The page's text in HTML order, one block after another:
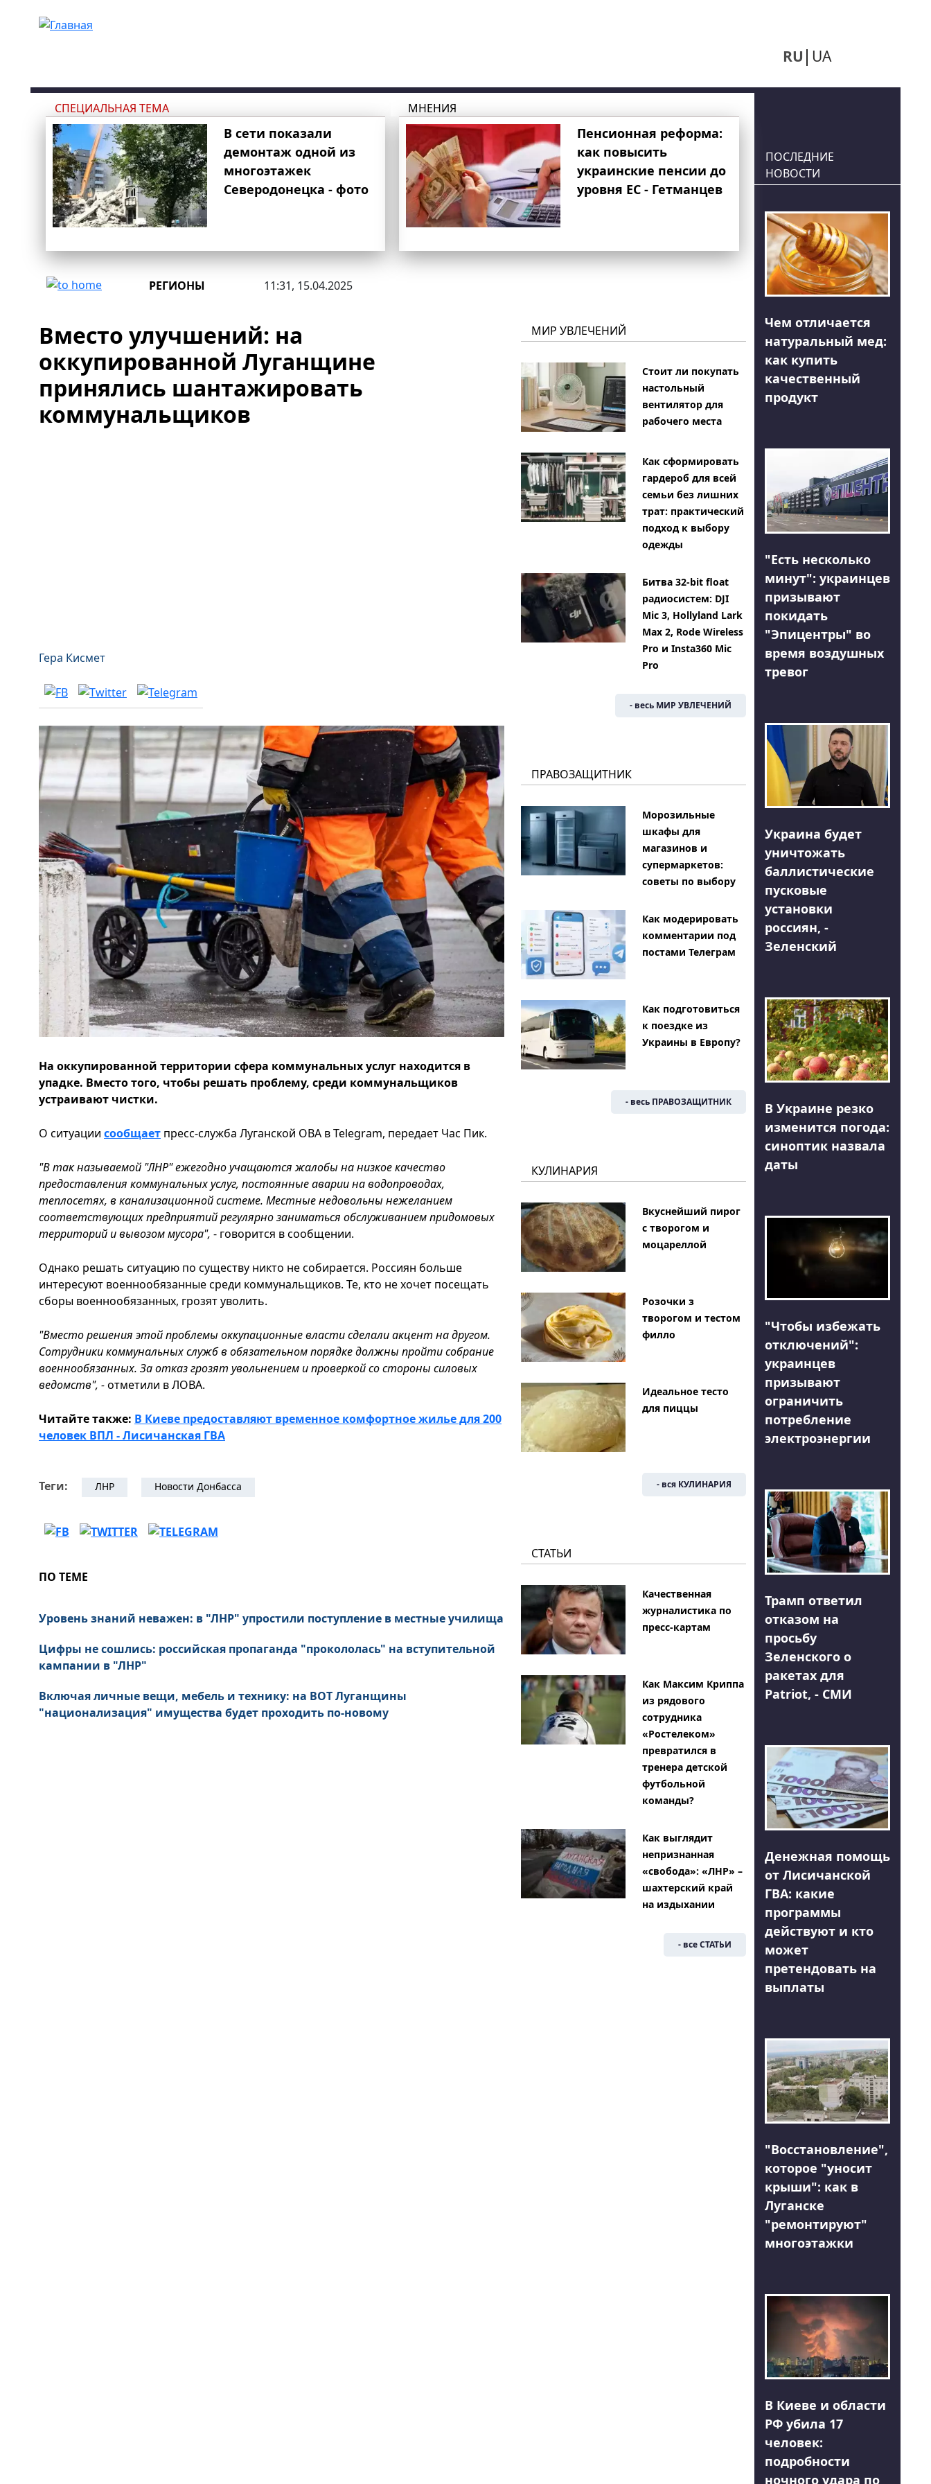
RU UA
СПЕЦИАЛЬНАЯ ТЕМА
В сети показали
демонтаж одной из
многоэтажек
Северодонецка - фото
МНЕНИЯ
Пенсионная реформа:
как повысить
украинские пенсии до
уровня ЕС - Гетманцев
РЕГИОНЫ 11:31, 15.04.2025
Вместо улучшений: на
оккупированной Луганщине
принялись шантажировать
коммунальщиков
Гера Кисмет
На оккупированной территории сфера коммунальных услуг находится в
упадке. Вместо того, чтобы решать проблему, среди коммунальщиков
устраивают чистки.
О ситуации сообщает пресс-служба Луганской ОВА в Telegram, передает Час Пик.
"В так называемой "ЛНР" ежегодно учащаются жалобы на низкое качество
предоставления коммунальных услуг, постоянные аварии на водопроводах,
теплосетях, в канализационной системе. Местные недовольны нежеланием
соответствующих предприятий регулярно заниматься обслуживанием придомовых
территорий и вывозом мусора", - говорится в сообщении.
Однако решать ситуацию по существу никто не собирается. Россиян больше
интересуют военнообязанные среди коммунальщиков. Те, кто не хочет посещать
сборы военнообязанных, грозят уволить.
"Вместо решения этой проблемы оккупационные власти сделали акцент на другом.
Сотрудники коммунальных служб в обязательном порядке должны пройти собрание
военнообязанных. За отказ грозят увольнением и проверкой со стороны силовых
ведомств", -отметили в ЛОВА.
Читайте также: В Киеве предоставляют временное комфортное жилье для 200
человек ВПЛ - Лисичанская ГВА
Теги: ЛНР Новости Донбасса
ПО ТЕМЕ
Уровень знаний неважен: в "ЛНР" упростили поступление в местные училища
Цифры не сошлись: российская пропаганда "прокололась" на вступительной
кампании в "ЛНР"
Включая личные вещи, мебель и технику: на ВОТ Луганщины
"национализация" имущества будет проходить по-новому
МИР УВЛЕЧЕНИЙ
Стоит ли покупать
настольный
вентилятор для
рабочего места
Как сформировать
гардероб для всей
семьи без лишних
трат: практический
подход к выбору
одежды
Битва 32-bit float
радиосистем: DJI
Mic 3, Hollyland Lark
Max 2, Rode Wireless
Pro и Insta360 Mic
Pro
- весь МИР УВЛЕЧЕНИЙ
ПРАВОЗАЩИТНИК
Морозильные
шкафы для
магазинов и
супермаркетов:
советы по выбору
Как модерировать
комментарии под
постами Телеграм
Как подготовиться
к поездке из
Украины в Европу?
- весь ПРАВОЗАЩИТНИК
КУЛИНАРИЯ
Вкуснейший пирог
с творогом и
моцареллой
Розочки з
творогом и тестом
филло
Идеальное тесто
для пиццы
- вся КУЛИНАРИЯ
СТАТЬИ
Качественная
журналистика по
пресс-картам
Как Максим Криппа
из рядового
сотрудника
«Ростелеком»
превратился в
тренера детской
футбольной
команды?
Как выглядит
непризнанная
«свобода»: «ЛНР» –
шахтерский край
на издыхании
- все СТАТЬИ
ПОСЛЕДНИЕ
НОВОСТИ
Чем отличается
натуральный мед:
как купить
качественный
продукт
"Есть несколько
минут": украинцев
призывают
покидать
"Эпицентры" во
время воздушных
тревог
Украина будет
уничтожать
баллистические
пусковые
установки
россиян, -
Зеленский
В Украине резко
изменится погода:
синоптик назвала
даты
"Чтобы избежать
отключений":
украинцев
призывают
ограничить
потребление
электроэнергии
Трамп ответил
отказом на
просьбу
Зеленского о
ракетах для
Patriot, - СМИ
Денежная помощь
от Лисичанской
ГВА: какие
программы
действуют и кто
может
претендовать на
выплаты
"Восстановление",
которое "уносит
крыши": как в
Луганске
"ремонтируют"
многоэтажки
В Киеве и области
РФ убила 17
человек:
подробности
ночного удара по